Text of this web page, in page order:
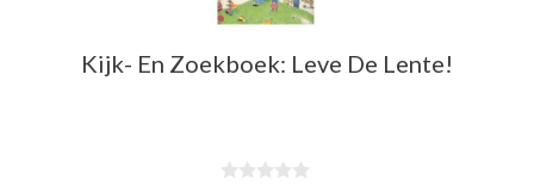
Kijk- En Zoekboek: Leve De Lente!